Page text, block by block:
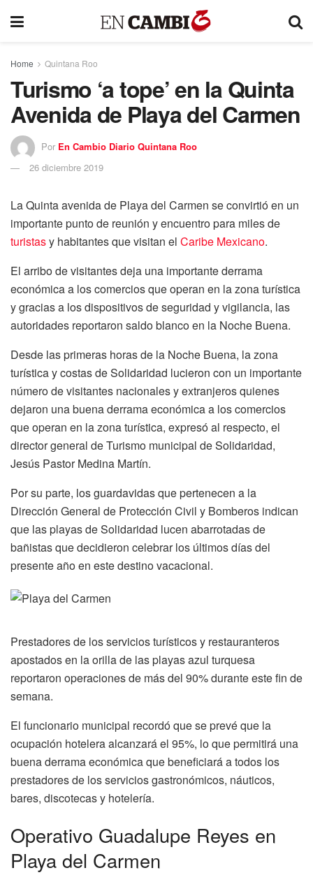
Home Quintana Roo
Turismo ‘a tope’ en la Quinta
Avenida de Playa del Carmen
Por En Cambio Diario Quintana Roo
26 diciembre 2019
La Quinta avenida de Playa del Carmen se convirtió en un
importante punto de reunión y encuentro para miles de
turistasy habitantes que visitan el Caribe Mexicano.
El arribo de visitantes deja una importante derrama
económica a los comercios que operan en la zona turística
y gracias a los dispositivos de seguridad y vigilancia, las
autoridades reportaron saldo blanco en la Noche Buena.
Desde las primeras horas de la Noche Buena, la zona
turística y costas de Solidaridad lucieron con un importante
número de visitantes nacionales y extranjeros quienes
dejaron una buena derrama económica a los comercios
que operan en la zona turística, expresó al respecto, el
director general de Turismo municipal de Solidaridad,
Jesús Pastor Medina Martín.
Por su parte, los guardavidas que pertenecen a la
Dirección General de Protección Civil y Bomberos indican
que las playas de Solidaridad lucen abarrotadas de
bañistas que decidieron celebrar los últimos días del
presente año en este destino vacacional.
Prestadores de los servicios turísticos y restauranteros
apostados en la orilla de las playas azul turquesa
reportaron operaciones de más del 90% durante este fin de
semana.
El funcionario municipal recordó que se prevé que la
ocupación hotelera alcanzará el 95%, lo que permitirá una
buena derrama económica que beneficiará a todos los
prestadores de los servicios gastronómicos, náuticos,
bares, discotecas y hotelería.
Operativo Guadalupe Reyes en
Playa del Carmen